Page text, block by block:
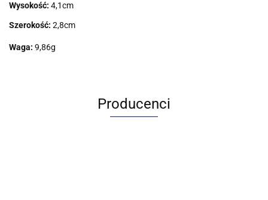
Wysokość: 4,1cm
Szerokość: 2,8cm
Waga: 9,86g
Producenci